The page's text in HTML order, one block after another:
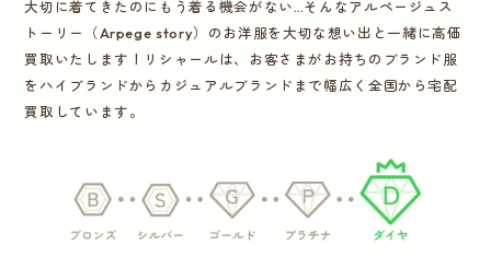
大切に着てきたのにもう着る機会がない…そんなアルページュス
トーリー（Arpege story）のお洋服を大切な想い出と一緒に高価
買取いたします！リシャールは、お客さまがお持ちのブランド服
をハイブランドからカジュアルブランドまで幅広く全国から宅配
買取しています。